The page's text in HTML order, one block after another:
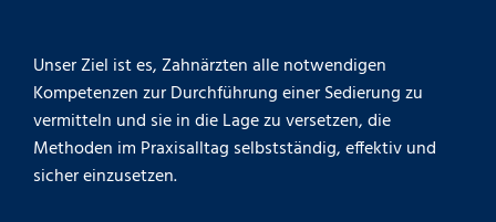
Unser Ziel ist es, Zahnärzten alle notwendigen
Kompetenzen zur Durchführung einer Sedierung zu
vermitteln und sie in die Lage zu versetzen, die
Methoden im Praxisalltag selbstständig, effektiv und
sicher einzusetzen.